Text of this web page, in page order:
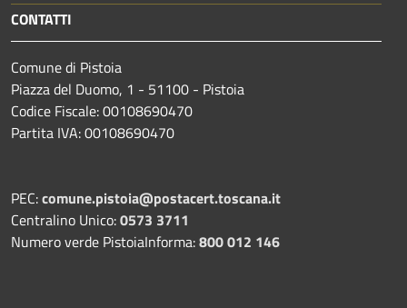
CONTATTI
Comune di Pistoia
Piazza del Duomo, 1 - 51100 - Pistoia
Codice Fiscale: 00108690470
Partita IVA: 00108690470
PEC:comune.pistoia@postacert.toscana.it
Centralino Unico:0573 3711
Numero verde PistoiaInforma:800 012 146